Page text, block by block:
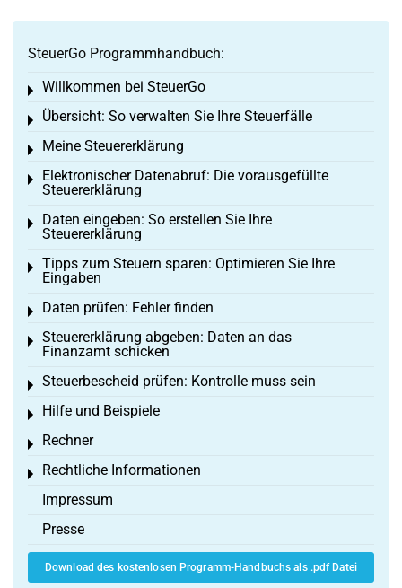
SteuerGo Programmhandbuch:
Willkommen bei SteuerGo
Toggle menu
Übersicht: So verwalten Sie Ihre Steuerfälle
Toggle menu
Meine Steuererklärung
Toggle menu
Elektronischer Datenabruf: Die vorausgefüllte
Steuererklärung
Toggle menu
Daten eingeben: So erstellen Sie Ihre
Steuererklärung
Toggle menu
Tipps zum Steuern sparen: Optimieren Sie Ihre
Eingaben
Toggle menu
Daten prüfen: Fehler finden
Toggle menu
Steuererklärung abgeben: Daten an das
Finanzamt schicken
Toggle menu
Steuerbescheid prüfen: Kontrolle muss sein
Toggle menu
Hilfe und Beispiele
Toggle menu
Rechner
Toggle menu
Rechtliche Informationen
Toggle menu
Impressum
Presse
Download des kostenlosen Programm-Handbuchs als .pdf Datei